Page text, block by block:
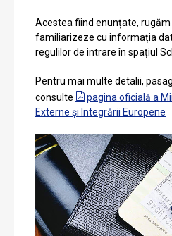
Acestea fiind enunțate,
familiarizeze cu informația
regulilor de intrare în spațiul
Pentru mai multe detalii,
consulte
pagina oficială a
Externe și Integrării Europene